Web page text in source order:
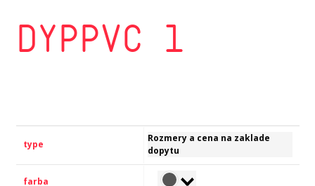
DYPPVC 1
Rozmery a cena na zaklade
dopytu